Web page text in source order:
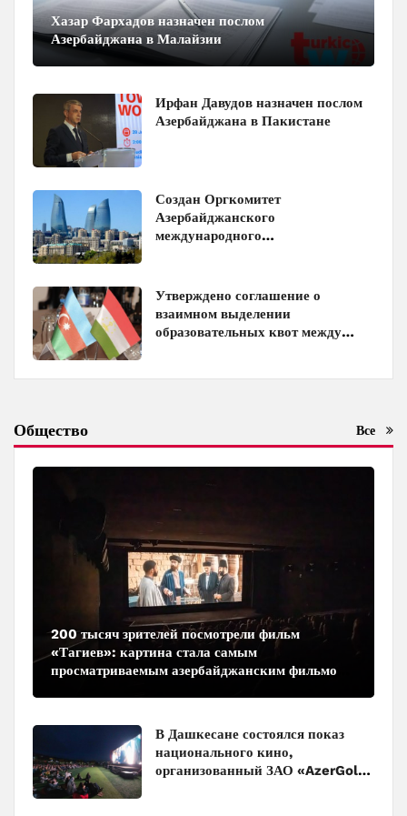
Хазар Фархадов назначен послом
Азербайджана в Малайзии
Ирфан Давудов назначен послом
Азербайджана в Пакистане
Создан Оргкомитет
Азербайджанского
международного
Утверждено соглашение о
взаимном выделении
образовательных квот между
Общество Все
200 тысяч зрителей посмотрели фильм
«Тагиев»: картина стала самым
просматриваемым азербайджанским фильмом
В Дашкесане состоялся показ
национального кино,
организованный ЗАО «AzerGold»